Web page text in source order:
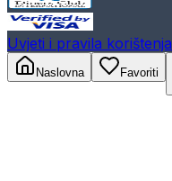
Uvjeti i pravila korištenja
Naslovna
Favoriti